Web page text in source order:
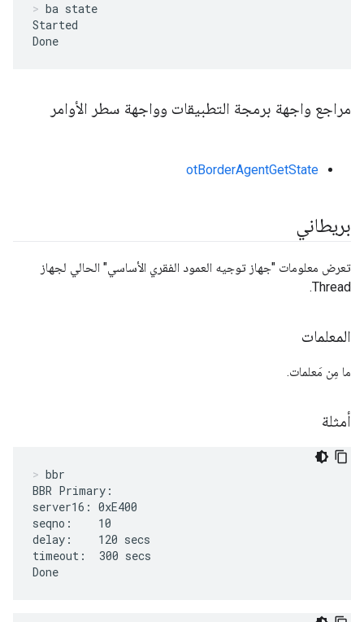
ba state
Started
Done
مراجع واجهة برمجة التطبيقات وواجهة سطر الأوامر
otBorderAgentGetState
بريطاني
تعرض معلومات "جهاز توجيه العمود الفقري الأساسي" الحالي لجهاز
Thread.
المعلمات
ما مِن مَعلمات.
أمثلة
bbr
BBR Primary:
server16: 0xE400
seqno:    10
delay:    120 secs
timeout:  300 secs
Done